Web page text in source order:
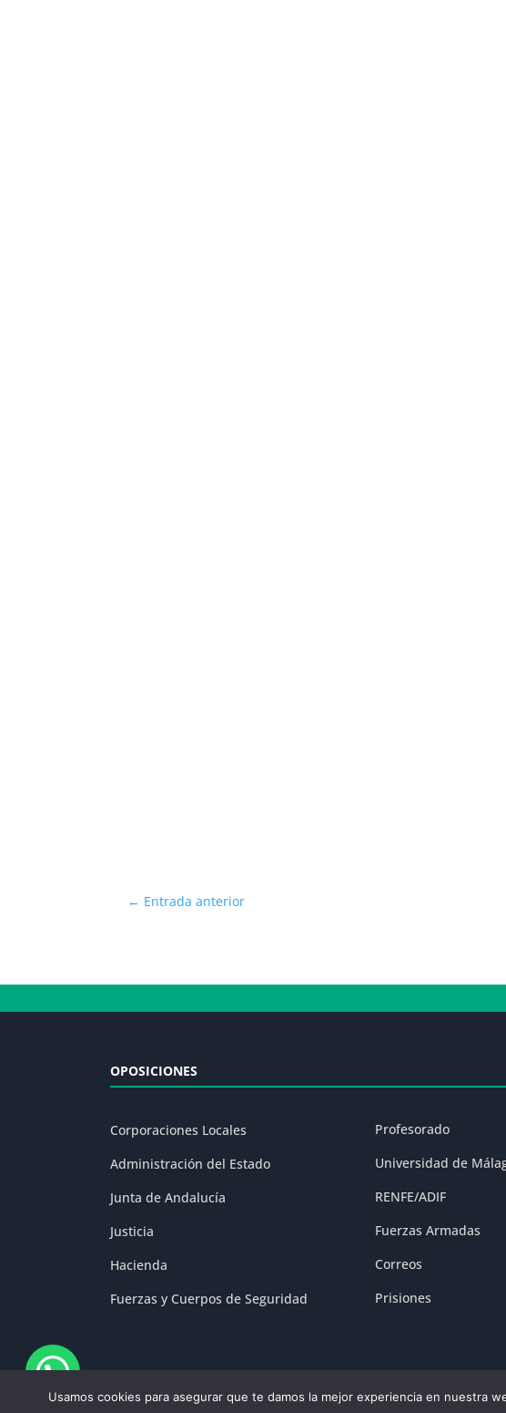
← Entrada anterior
OPOSICIONES
Corporaciones Locales
Administración del Estado
Junta de Andalucía
Justicia
Hacienda
Fuerzas y Cuerpos de Seguridad
Profesorado
Universidad de
RENFE/ADIF
Fuerzas Armadas
Correos
Prisiones
Aviso Legal|Política de
Usamos cookies para asegurar que te damos la mejor experiencia en nuestra